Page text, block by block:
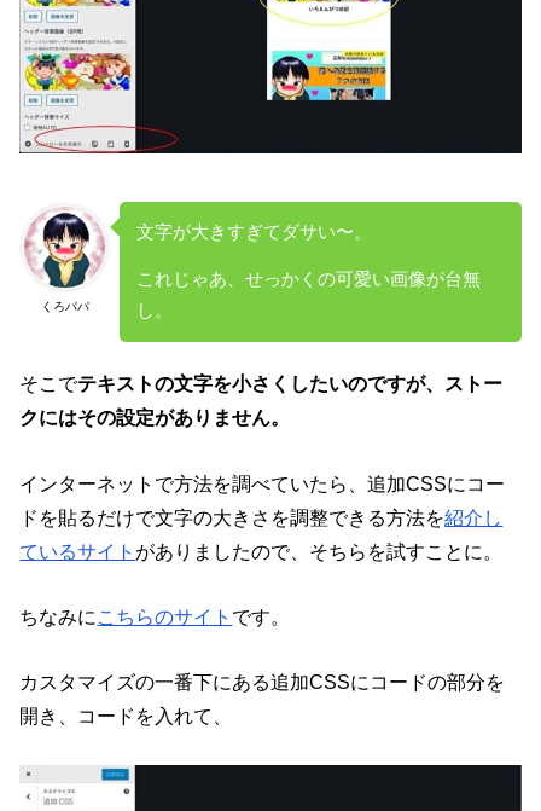
くろパパ
文字が大きすぎてダサい〜。
これじゃあ、せっかくの可愛い画像が台無
し。
そこでテキストの文字を小さくしたいのですが、ストー
クにはその設定がありません。
インターネットで方法を調べていたら、追加CSSにコー
ドを貼るだけで文字の大きさを調整できる方法を紹介し
ているサイト がありましたので、そちらを試すことに。
ちなみに こちらのサイト です。
カスタマイズの一番下にある追加CSSにコードの部分を
開き、コードを入れて、